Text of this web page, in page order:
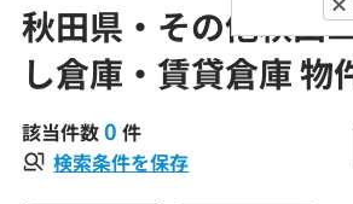
秋田県・その他秋田
し倉庫・賃貸倉庫 物
該当件数0 件
検索条件を保存